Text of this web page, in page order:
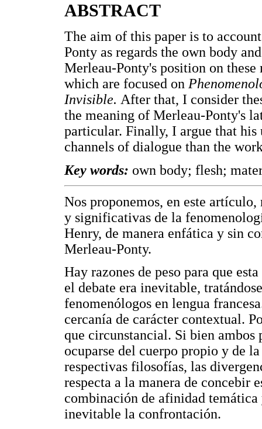
ABSTRACT
The aim of this paper is to
Ponty as regards the own body
Merleau-Ponty's position on
which are focused on
Invisible. After that, I consider
the meaning of Merleau-Ponty's
particular. Finally, I argue that
channels of dialogue than the
Key words: own body; flesh;
Nos proponemos, en este
y significativas de la
Henry, de manera enfática y sin
Merleau-Ponty.
Hay razones de peso para que
el debate era inevitable,
fenomenólogos en lengua
cercanía de carácter contextual.
que circunstancial. Si bien ambos
ocuparse del cuerpo propio y de
respectivas filosofías, las
respecta a la manera de concebir
combinación de afinidad
inevitable la confrontación.